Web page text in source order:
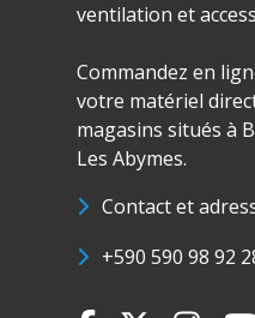
ventilation et
Commandez en
votre matériel
magasins situés à
Les Abymes.
Contact et
+590 590 98 92